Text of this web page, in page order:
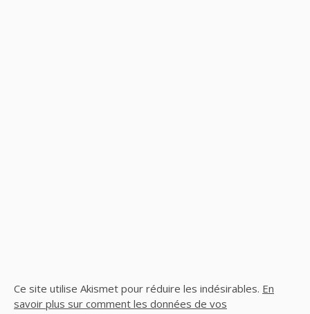
Ce site utilise Akismet pour réduire les indésirables. En
savoir plus sur comment les données de vos